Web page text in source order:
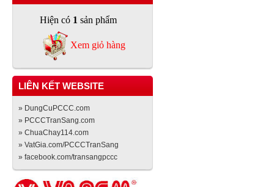
Hiện có 1 sản phẩm
Xem giỏ hàng
LIÊN KẾT WEBSITE
» DungCuPCCC.com
» PCCCTranSang.com
» ChuaChay114.com
» VatGia.com/PCCCTranSang
» facebook.com/transangpccc